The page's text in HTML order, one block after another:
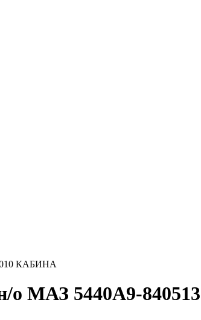
010 КАБИНА
о МАЗ 5440А9-